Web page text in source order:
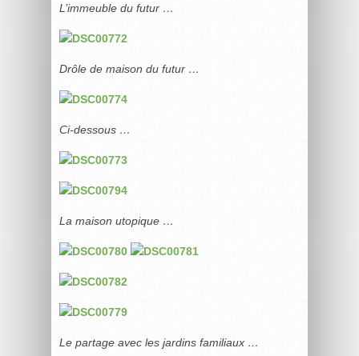
L’immeuble du futur …
Drôle de maison du futur …
Ci-dessous …
La maison utopique …
Le partage avec les jardins familiaux …